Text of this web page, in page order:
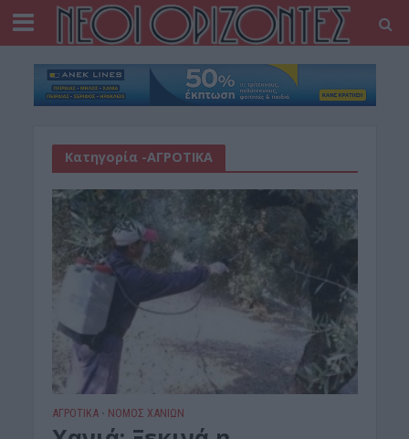
Κατηγορία -ΑΓΡΟΤΙΚΑ
ΑΓΡΟΤΙΚΑ • ΝΟΜΌΣ ΧΑΝΊΩΝ